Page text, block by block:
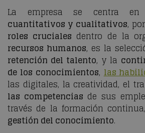
La empresa se centra
cuantitativos y cualitativos,
roles cruciales dentro de la
recursos humanos, es la
retención del talento, y la
de los conocimientos,las
las digitales, la creatividad, el
las competencias de sus
través de la formación
gestión del conocimiento.